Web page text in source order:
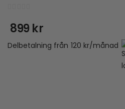
899 kr
Delbetalning från 120 kr/månad